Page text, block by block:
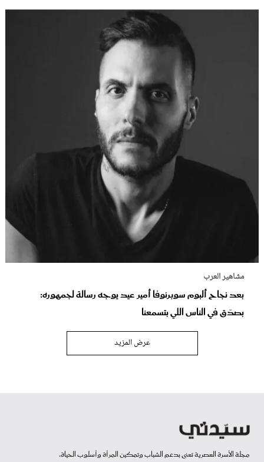
مشاهير العرب
بعد نجاح ألبوم سوبرنوفا أمير عيد يوجه رسالة لجمهوره:
بصدّق في الناس اللي بتسمعنا
عرض المزيد
مجلة الأسرة العصرية تعنى بدعم الشباب وتمكين المرأة وأسلوب الحياة.